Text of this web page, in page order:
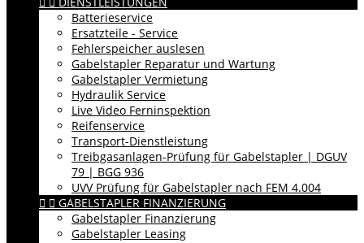
Batterieservice
Ersatzteile - Service
Fehlerspeicher auslesen
Gabelstapler Reparatur und Wartung
Gabelstapler Vermietung
Hydraulik Service
Live Video Ferninspektion
Reifenservice
Transport-Dienstleistung
Treibgasanlagen-Prüfung für Gabelstapler | DGUV
79 | BGG 936
UVV Prüfung für Gabelstapler nach FEM 4.004
  GABELSTAPLER FINANZIERUNG
Gabelstapler Finanzierung
Gabelstapler Leasing